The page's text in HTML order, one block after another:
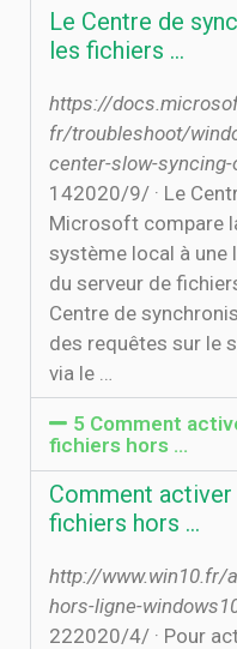
Le Centre de
les fichiers …
https://
fr/troubleshoot/
center-slow-
14‏‏/9‏‏/2020 · Le Centre de synchronisation
Microsoft compare
système local à une
du serveur de
Centre de
des requêtes sur le
via le …
5 Comment
fichiers hors …
Comment
fichiers hors …
http://www.win10.fr/
hors-ligne-
22‏‏/4‏‏/2020 · Pour activer ou désactiver l’accès